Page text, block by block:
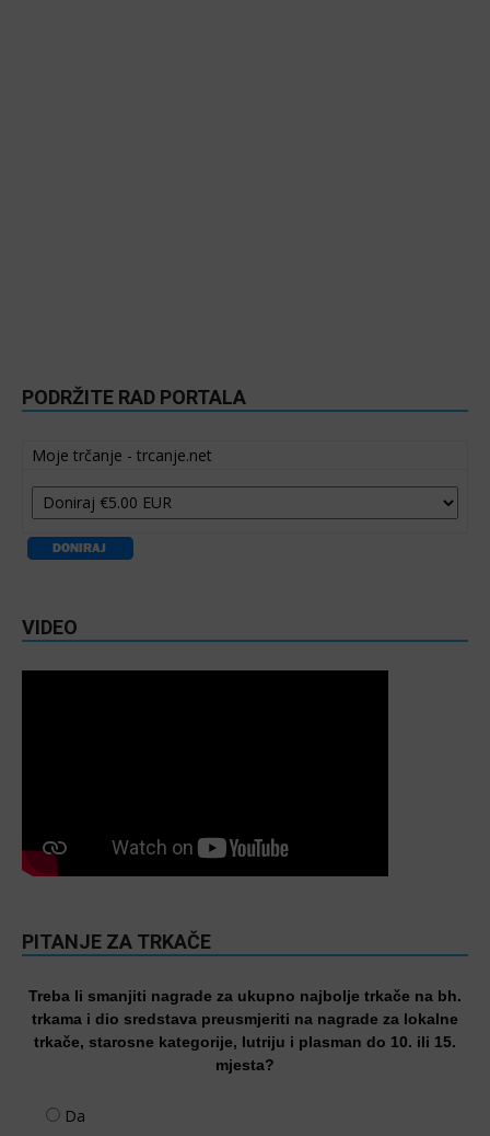
PODRŽITE RAD PORTALA
Moje trčanje - trcanje.net
VIDEO
PITANJE ZA TRKAČE
Treba li smanjiti nagrade za ukupno najbolje trkače na bh.
trkama i dio sredstava preusmjeriti na nagrade za lokalne
trkače, starosne kategorije, lutriju i plasman do 10. ili 15.
mjesta?
Da